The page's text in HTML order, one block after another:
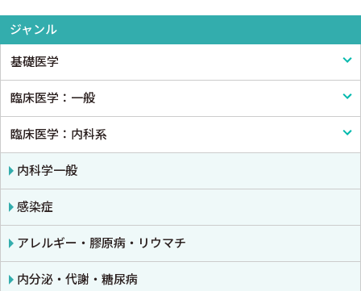
ジャンル
基礎医学
基礎医学一般
解剖学
生理学
免疫学・血清学
公衆衛生学
法医学
臨床医学：一般
臨床医学一般
診断・臨床検査
画像医学・放射線医学・核医学
プライマリケア医学・総合診療
救急医学・集中治療医学
臨床医学：内科系
内科学一般
感染症
アレルギー・膠原病・リウマチ
内分泌・代謝・糖尿病